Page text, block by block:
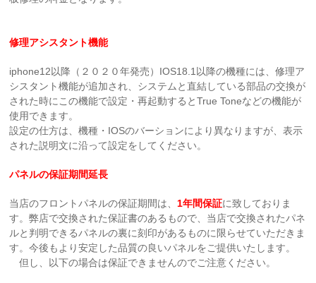
修理アシスタント機能
iphone12以降（２０２０年発売）IOS18.1以降の機種には、修理ア
シスタント機能が追加され、システムと直結している部品の交換が
された時にこの機能で設定・再起動するとTrue Toneなどの機能が
使用できます。
設定の仕方は、機種・IOSのバーションにより異なりますが、表示
された説明文に沿って設定をしてください。
パネルの保証期間延長
当店のフロントパネルの保証期間は、 1年間保証に致しておりま
す。弊店で交換された保証書のあるもので、当店で交換されたパネ
ルと判明できるパネルの裏に刻印があるものに限らせていただきま
す。今後もより安定した品質の良いパネルをご提供いたします。
但し、以下の場合は保証できませんのでご注意ください。